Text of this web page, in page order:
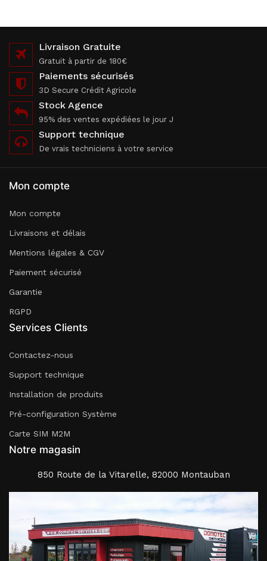
Livraison Gratuite
Gratuit à partir de 180€
Paiements sécurisés
3D Secure Crédit Agricole
Stock Agence
95% des ventes expédiées le jour J
Support technique
De vrais techniciens à votre service
Mon compte
Mon compte
Livraisons et délais
Mentions légales & CGV
Paiement sécurisé
Garantie
RGPD
Services Clients
Contactez-nous
Support technique
Installation de produits
Pré-configuration Système
Carte SIM M2M
Notre magasin
850 Route de la Vitarelle, 82000 Montauban